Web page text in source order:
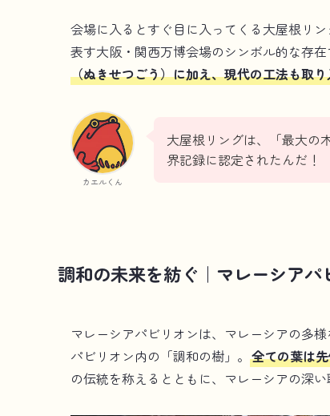
会場に入るとすぐ目に入ってくる大屋根リ
表す大阪・関西万博会場のシンボル的な存
（ぬきせつごう）に加え、現代の工法も取
カエルくん
大屋根リングは、「最大の
界記録に認定されたんだ！
調和の未来を紡ぐ｜マレーシアパ
マレーシアパビリオンは、マレーシアの多
パビリオン内の「調和の樹」。 全ての葉は
の伝統を称えるとともに、マレーシアの深